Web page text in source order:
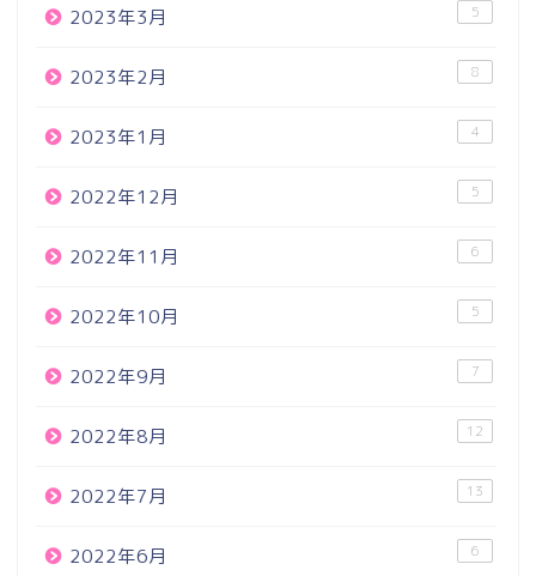
2023年3月 5
2023年2月 8
2023年1月 4
2022年12月 5
2022年11月 6
2022年10月 5
2022年9月 7
2022年8月 12
2022年7月 13
2022年6月 6